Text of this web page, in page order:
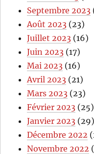
Septembre 2023
Août 2023 (23)
Juillet 2023 (16)
Juin 2023 (17)
Mai 2023 (16)
Avril 2023 (21)
Mars 2023 (23)
Février 2023 (25)
Janvier 2023 (29)
Décembre 2022
Novembre 2022